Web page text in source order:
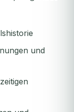
und